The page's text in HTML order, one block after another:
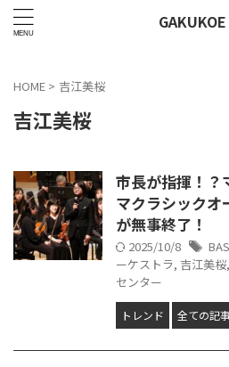
GAKUKOE
HOME > 吉江美桜
吉江美桜
市長が指揮！？
マクラシックオ
が無事終了！
2025/10/8 BAS
ーケストラ, 吉江美桜,
センター
トレンド 全ての記事